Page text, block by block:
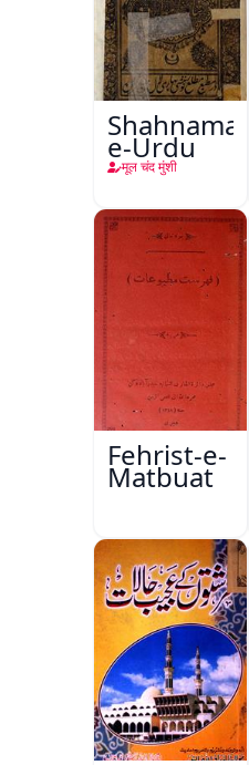
Shahnama-
e-Urdu
मूल चंद मुंशी
Fehrist-e-
Matbuat